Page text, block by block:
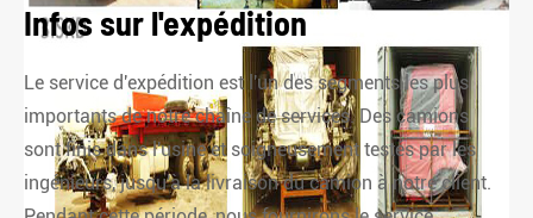
Infos sur l'expédition
Le service d'expédition est l'un des segments les plus
importants de notre chaîne de services. Des camions
sont finis dans l'usine et soigneusement testés par les
ingénieurs, jusqu'à la livraison du camion à notre client.